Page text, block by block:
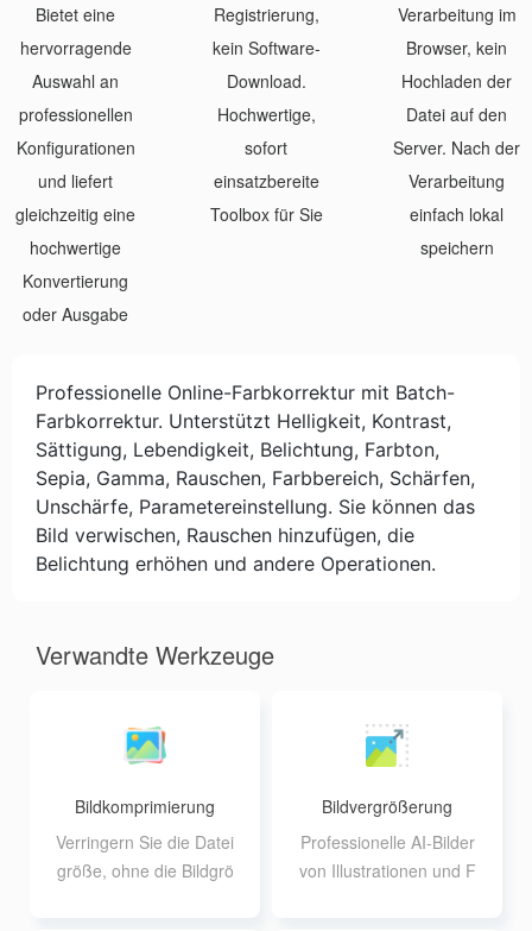
Bietet eine
hervorragende
Auswahl an
professionellen
Konfigurationen
und liefert
gleichzeitig eine
hochwertige
Konvertierung
oder Ausgabe
Registrierung,
kein Software-
Download.
Hochwertige,
sofort
einsatzbereite
Toolbox für Sie
Verarbeitung im
Browser, kein
Hochladen der
Datei auf den
Server. Nach der
Verarbeitung
einfach lokal
speichern
Professionelle Online-Farbkorrektur mit Batch-
Farbkorrektur. Unterstützt Helligkeit, Kontrast,
Sättigung, Lebendigkeit, Belichtung, Farbton,
Sepia, Gamma, Rauschen, Farbbereich, Schärfen,
Unschärfe, Parametereinstellung. Sie können das
Bild verwischen, Rauschen hinzufügen, die
Belichtung erhöhen und andere Operationen.
Verwandte Werkzeuge
Bildkomprimierung
Verringern Sie die Datei
größe, ohne die Bildgrö
Bildvergrößerung
Professionelle AI-Bilder
von Illustrationen und F